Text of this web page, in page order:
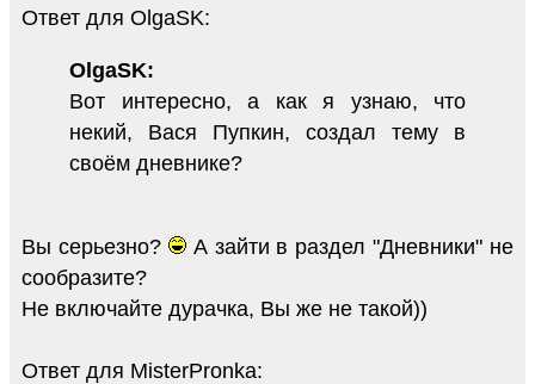
Ответ для OlgaSK:
OlgaSK:
Вот интересно, а как я узнаю, что
некий, Вася Пупкин, создал тему в
своём дневнике?
Вы серьезно?
А зайти в раздел "Дневники" не
сообразите?
Не включайте дурачка, Вы же не такой))
Ответ для MisterPronka: